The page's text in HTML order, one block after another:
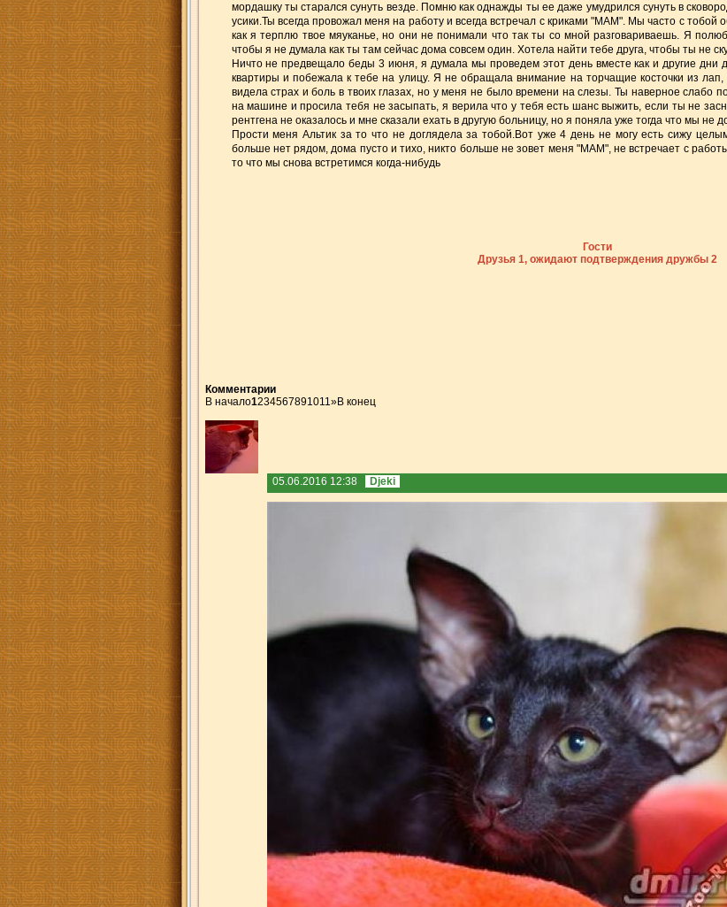
мордашку ты старался сунуть везде. Помню как однажды ты ее даже умудрился сунуть в
усики.Ты всегда провожал меня на работу и всегда встречал с криками "МАМ". Мы часто с
как я терплю твое мяуканье, но они не понимали что так ты со мной разговариваешь. Я
чтобы я не думала как ты там сейчас дома совсем один. Хотела найти тебе друга, чтобы ты не
Ничто не предвещало беды 3 июня, я думала мы проведем этот день вместе как и другие дни
квартиры и побежала к тебе на улицу. Я не обращала внимание на торчащие косточки из
видела страх и боль в твоих глазах, но у меня не было времени на слезы. Ты наверное слабо
на машине и просила тебя не засыпать, я верила что у тебя есть шанс выжить, если ты не
рентгена не оказалось и мне сказали ехать в другую больницу, но я поняла уже тогда что мы не
Прости меня Альтик за то что не доглядела за тобой.Вот уже 4 день не могу есть сижу
больше нет рядом, дома пусто и тихо, никто больше не зовет меня "МАМ", не встречает с
то что мы снова встретимся когда-нибудь
Гости
Друзья 1, ожидают подтверждения дружбы 2
Комментарии
В начало1234567891011»В конец
05.06.2016 12:38 Djeki